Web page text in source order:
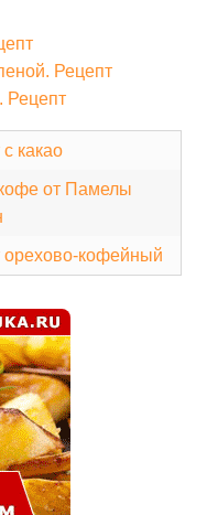
Рецепт
Рецепт
какао
от Памелы
орехово-кофейный